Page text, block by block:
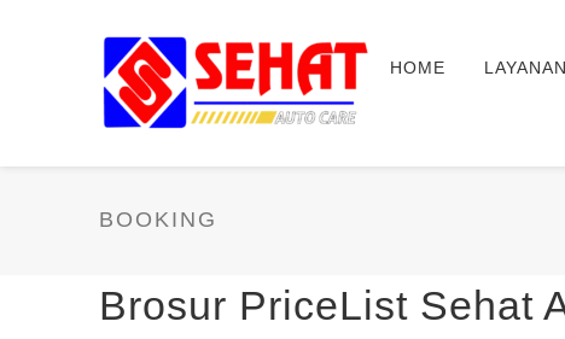
HOME LAYANAN
BOOKING
Brosur PriceList Sehat